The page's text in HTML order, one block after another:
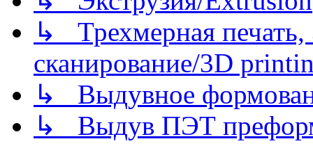
↳ Трехмерная
сканирование/3D
↳ Выдувное
↳ Выдув ПЭТ